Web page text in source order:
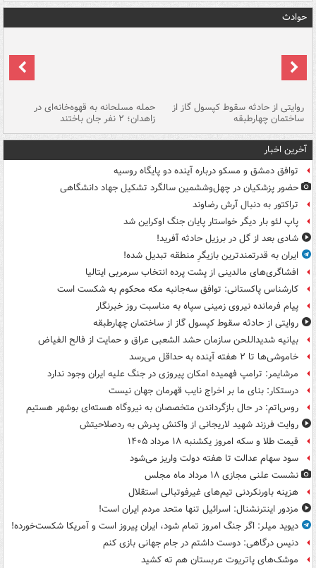
حوادث
روایتی از حادثه سقوط کپسول گاز از
ساختمان چهارطبقه
حمله مسلحانه به قهوه‌خانه‌ای در
زاهدان؛ ۲ نفر جان باختند
آخرین اخبار
توافق دمشق و مسکو درباره آینده دو پایگاه روسیه
حضور پزشکیان در چهل‌وششمین سالگرد تشکیل جهاد دانشگاهی
تراکتور به دنبال آرش رضاوند
پاپ لئو بار دیگر خواستار پایان جنگ اوکراین شد
شادی بعد از گل در برزیل حادثه آفرید!
ایران به قدرتمندترین بازیگرِ منطقه تبدیل شده!
افشاگری‌های مالدینی از پشت پرده انتخاب سرمربی ایتالیا
کارشناس پاکستانی: توافق سه‌جانبه مکه محکوم به شکست است
پیام فرمانده نیروی زمینی سپاه به مناسبت روز خبرنگار
روایتی از حادثه سقوط کپسول گاز از ساختمان چهارطبقه
بیانیه شدیداللحن سازمان حشد الشعبی عراق و حمایت از فالح الفیاض
خاموشی‌ها تا ۲ هفته آینده به حداقل می‌رسد
مرشایمر: ترامپ فهمیده امکان پیروزی در جنگ علیه ایران وجود ندارد
درستکار: بنای ما بر اخراج نایب قهرمان جهان نیست
روس‌اتم: در حال بازگرداندن متخصصان به نیروگاه هسته‌ای بوشهر هستیم
روایت فرزند شهید لاریجانی از واکنش پدرش به ردصلاحیتش
قیمت طلا و سکه امروز یکشنبه ۱۸ مرداد ۱۴۰۵
سود سهام عدالت تا هفته دولت واریز می‌شود
نشست علنی مجازی ۱۸ مرداد ماه مجلس
هزینه باورنکردنی تیم‌های غیرفوتبالی استقلال
مزدور اینترنشنال: اسرائیل تنها متحد مردم ایران است!
دیوید میلر: اگر جنگ امروز تمام شود، ایران پیروز است و آمریکا شکست‌خورده!
دنیس درگاهی: دوست داشتم در جام جهانی بازی کنم
موشک‌های پاتریوت عربستان هم ته‌ کشید